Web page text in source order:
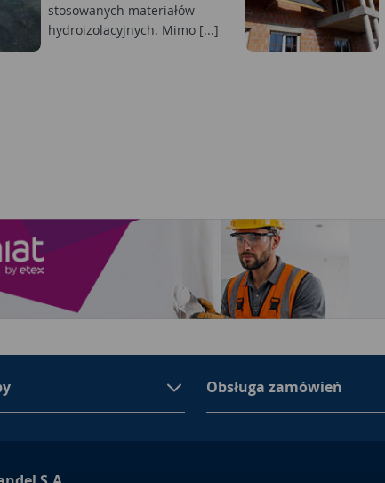
stosowanych materiałów
hydroizolacyjnych. Mimo [...]
Obsługa zamówień